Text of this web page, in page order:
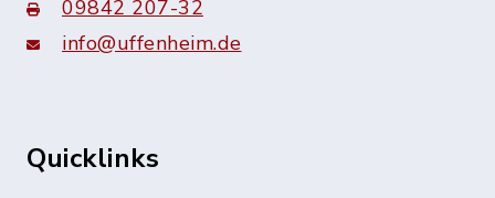
09842 207-32
info@uffenheim.de
Quicklinks